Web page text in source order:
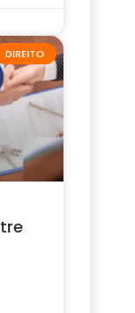
DIREITO